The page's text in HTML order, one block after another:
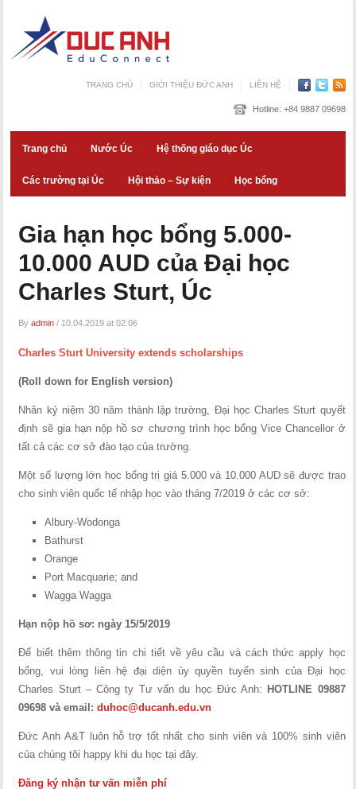
TRANG CHỦ GIỚI THIỆU ĐỨC ANH LIÊN HỆ
Hotline: +84 9887 09698
Trang chủ Nước Úc Hệ thống giáo dục Úc
Các trường tại Úc Hội thảo – Sự kiện Học bổng
Gia hạn học bổng 5.000-
10.000 AUD của Đại học
Charles Sturt, Úc
Byadmin / 10.04.2019 at 02:06
Charles Sturt University extends scholarships
(Roll down for English version)
Nhân kỷ niệm 30 năm thành lập trường, Đại học Charles Sturt quyết
định sẽ gia hạn nộp hồ sơ chương trình học bổng Vice Chancellor ở
tất cả các cơ sở đào tạo của trường.
Một số lượng lớn học bổng trị giá 5.000 và 10.000 AUD sẽ được trao
cho sinh viên quốc tế nhập học vào tháng 7/2019 ở các cơ sở:
Albury-Wodonga
Bathurst
Orange
Port Macquarie; and
Wagga Wagga
Hạn nộp hồ sơ: ngày 15/5/2019
Để biết thêm thông tin chi tiết về yêu cầu và cách thức apply học
bổng, vui lòng liên hệ đại diện ủy quyền tuyển sinh của Đại học
Charles Sturt – Công ty Tư vấn du học Đức Anh: HOTLINE 09887
09698 và email:duhoc@ducanh.edu.vn
Đức Anh A&T luôn hỗ trợ tốt nhất cho sinh viên và 100% sinh viên
của chúng tôi happy khi du học tại đây.
Đăng ký nhận tư vấn miễn phí